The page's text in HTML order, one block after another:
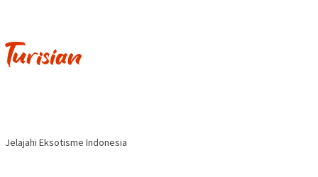
Jelajahi Eksotisme Indonesia